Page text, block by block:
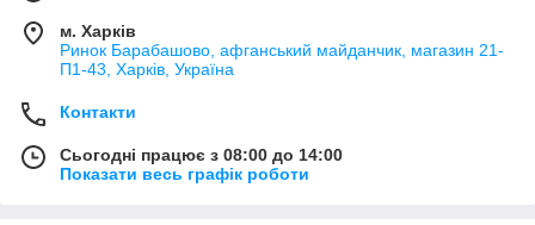
м. Харків
Ринок Барабашово, афганський майданчик, магазин 21-
П1-43, Харків, Україна
Контакти
Сьогодні працює з 08:00 до 14:00
Показати весь графік роботи